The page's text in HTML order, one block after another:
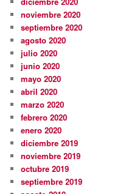
noviembre 2020
septiembre 2020
agosto 2020
julio 2020
junio 2020
mayo 2020
abril 2020
marzo 2020
febrero 2020
enero 2020
diciembre 2019
noviembre 2019
octubre 2019
septiembre 2019